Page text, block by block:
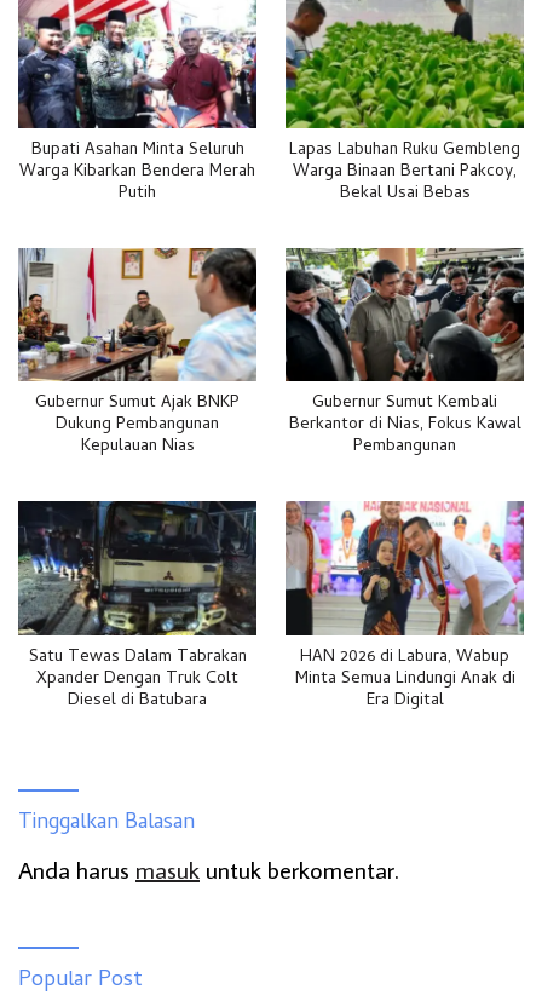
Bupati Asahan Minta Seluruh
Warga Kibarkan Bendera Merah
Putih
Lapas Labuhan Ruku Gembleng
Warga Binaan Bertani Pakcoy,
Bekal Usai Bebas
Gubernur Sumut Ajak BNKP
Dukung Pembangunan
Kepulauan Nias
Gubernur Sumut Kembali
Berkantor di Nias, Fokus Kawal
Pembangunan
Satu Tewas Dalam Tabrakan
Xpander Dengan Truk Colt
Diesel di Batubara
HAN 2026 di Labura, Wabup
Minta Semua Lindungi Anak di
Era Digital
Tinggalkan Balasan
Anda harus masuk untuk berkomentar.
Popular Post